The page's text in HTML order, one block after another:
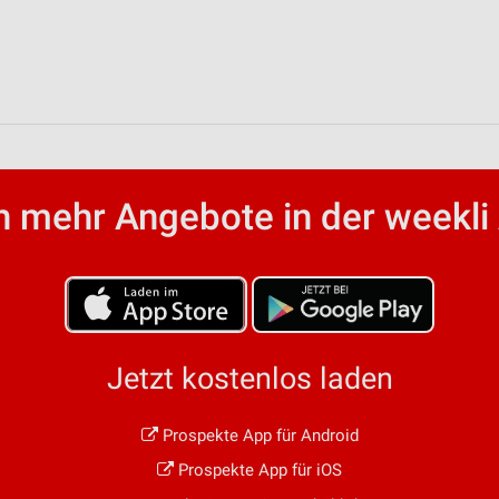
mehr Angebote in der weekli
Jetzt kostenlos laden
Prospekte App für Android
Prospekte App für iOS